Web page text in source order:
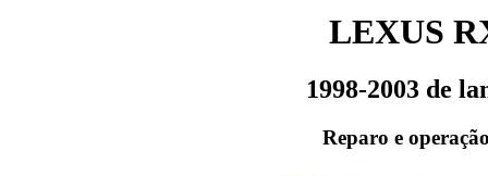
LEXUS
1998-2003 de
Reparo e